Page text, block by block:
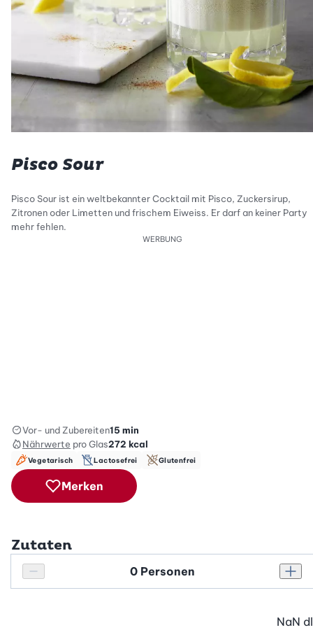
Pisco Sour
Pisco Sour ist ein weltbekannter Cocktail mit Pisco, Zuckersirup,
Zitronen oder Limetten und frischem Eiweiss. Er darf an keiner Party
mehr fehlen.
WERBUNG
Vor- und Zubereiten15 min
Nährwerte pro Glas272 kcal
Vegetarisch Lactosefrei Glutenfrei
Merken
Zutaten
Personenanzahl verringern
Personenanzahl
NaN dl